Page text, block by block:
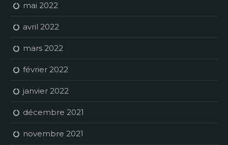
mai 2022
avril 2022
mars 2022
février 2022
janvier 2022
décembre 2021
novembre 2021